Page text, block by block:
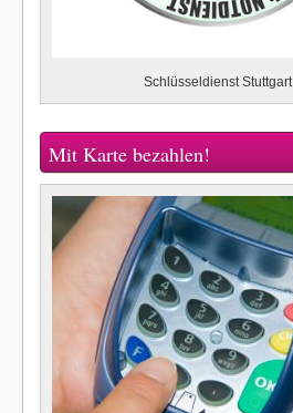
Schlüsseldienst Stuttgart
Mit Karte bezahlen!